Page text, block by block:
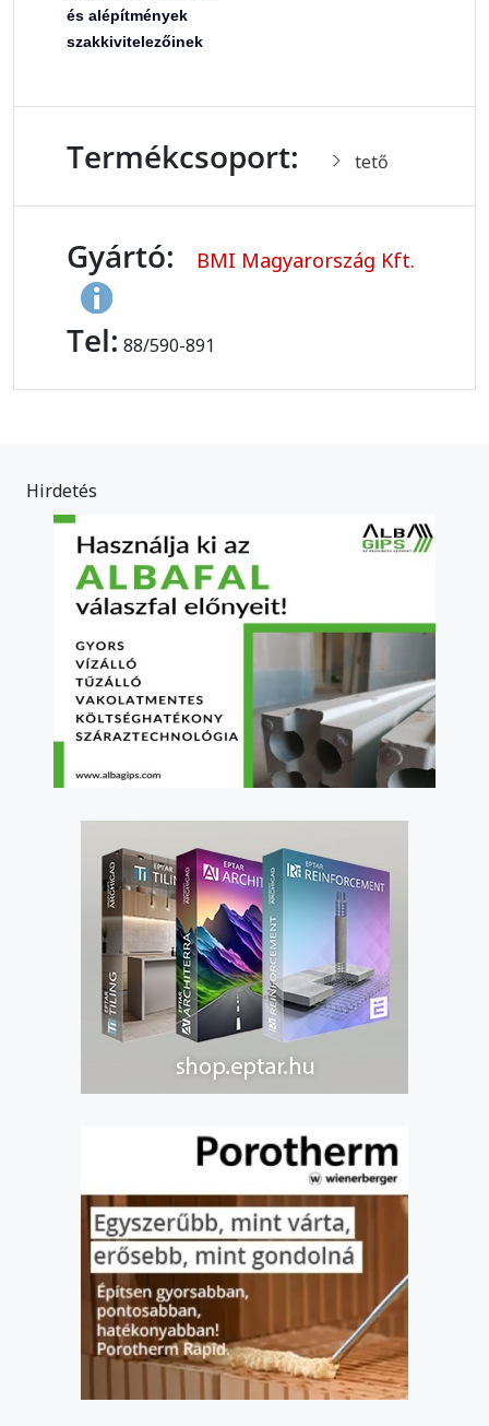
és alépítmények
szakkivitelezőinek
Termékcsoport: tető
Gyártó: BMI Magyarország Kft.
Tel: 88/590-891
Hirdetés